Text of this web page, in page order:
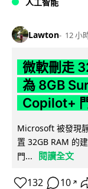
Lawton 12 小
微軟刪走
為 8GB
Copilot+
Microsoft 被發現
置 32GB RAM 的
門...
閱讀全文
132 10 ↗